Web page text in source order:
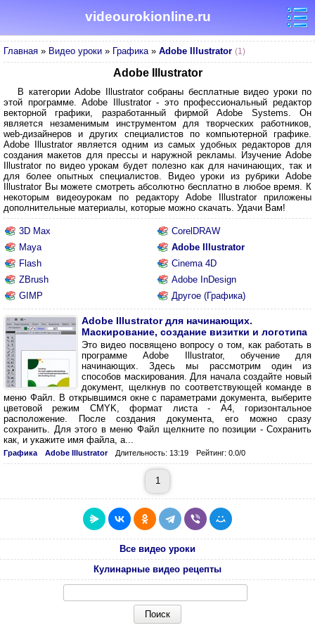
videourokionline.ru
Главная » Видео уроки » Графика» Adobe Illustrator (1)
Adobe Illustrator
В категории Adobe Illustrator собраны бесплатные видео уроки по
этой программе. Adobe Illustrator - это профессиональный редактор
векторной графики, разработанный фирмой Adobe Systems. Он
является незаменимым инструментом для творческих работников,
web-дизайнеров и других специалистов по компьютерной графике.
Adobe Illustrator является одним из самых удобных редакторов для
создания макетов для прессы и наружной рекламы. Изучение Adobe
Illustrator по видео урокам будет полезно как для начинающих, так и
для более опытных специалистов. Видео уроки из рубрики Adobe
Illustrator Вы можете смотреть абсолютно бесплатно в любое время. К
некоторым видеоурокам по редактору Adobe Illustrator приложены
дополнительные материалы, которые можно скачать. Удачи Вам!
3D Max
CorelDRAW
Maya
Adobe Illustrator
Flash
Cinema 4D
ZBrush
Adobe InDesign
GIMP
Другое (Графика)
Adobe Illustrator для начинающих.
Маскирование, создание визитки и логотипа
Это видео посвящено вопросу о том, как работать в
программе Adobe Illustrator, обучение для
начинающих. Здесь мы рассмотрим один из
способов маскирования. Для начала создайте новый
документ, щелкнув по соответствующей команде в
меню Файл. В открывшимся окне с параметрами документа, выберите
цветовой режим CMYK, формат листа - А4, горизонтальное
расположение. После создания документа, его можно сразу
сохранить. Для этого в меню Файл щелкните по позиции - Сохранить
как, и укажите имя файла, а...
Графика Adobe Illustrator Длительность: 13:19 Рейтинг: 0.0/0
1
Все видео уроки
Кулинарные видео рецепты